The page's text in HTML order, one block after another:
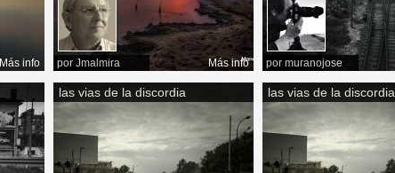
Más info por Jmalmira Más info por muranojose
las vias de la discordia las vias de la discordia